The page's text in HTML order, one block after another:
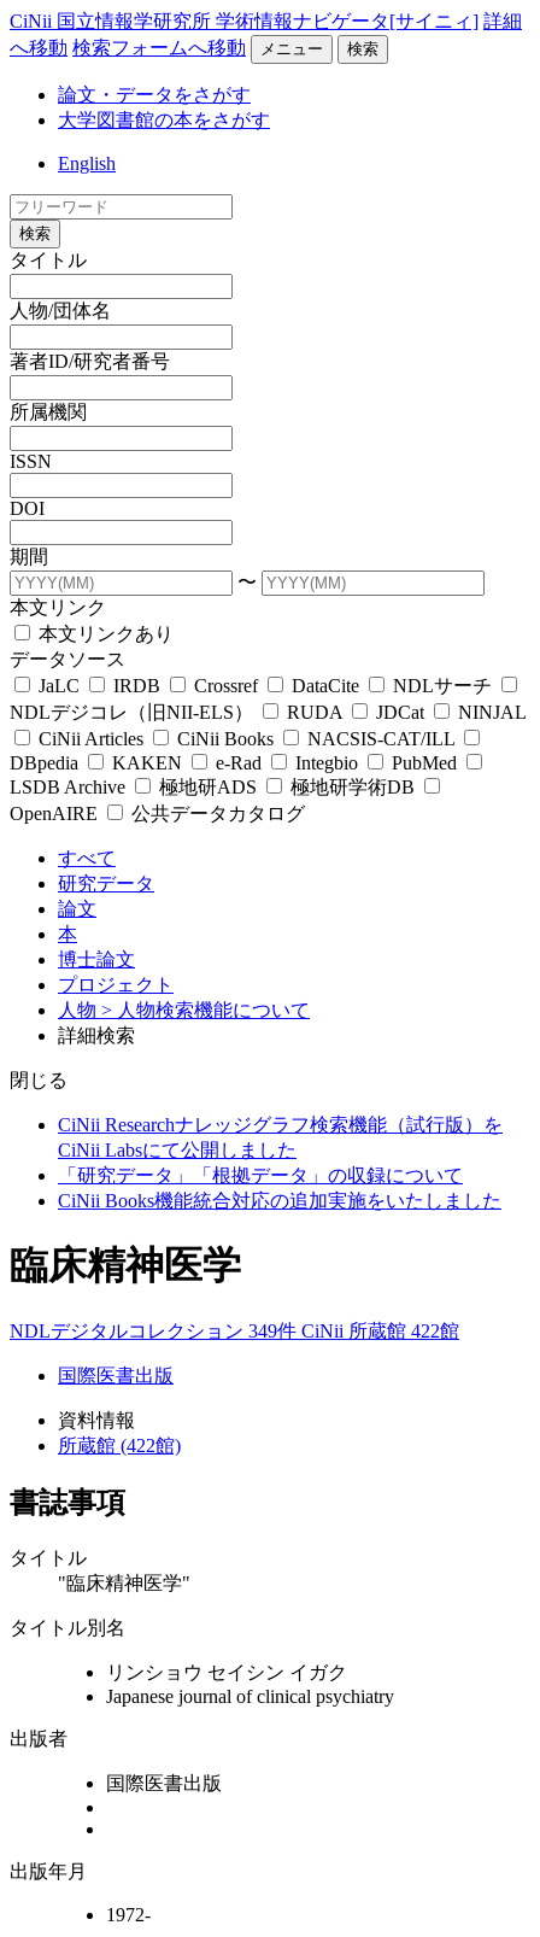
CiNii 国立情報学研究所 学術情報ナビゲータ[サイニィ] 詳細
へ移動 検索フォームへ移動 メニュー 検索
論文・データをさがす
大学図書館の本をさがす
English
検索
タイトル
人物/団体名
著者ID/研究者番号
所属機関
ISSN
DOI
期間
〜
本文リンク
本文リンクあり
データソース
JaLC
IRDB Crossref DataCite
NDLサーチ
NDLデジコレ（旧NII-ELS）
RUDA JDCat
NINJAL
CiNii Articles
CiNii Books
NACSIS-CAT/ILL
DBpedia
KAKEN e-Rad Integbio
PubMed
LSDB Archive
極地研ADS
極地研学術DB
OpenAIRE
公共データカタログ
すべて
研究データ
論文
本
博士論文
プロジェクト
人物 > 人物検索機能について
詳細検索
閉じる
CiNii Researchナレッジグラフ検索機能（試行版）を
CiNii Labsにて公開しました
「研究データ」「根拠データ」の収録について
CiNii Books機能統合対応の追加実施をいたしました
臨床精神医学
NDLデジタルコレクション 349件 CiNii 所蔵館 422館
国際医書出版
資料情報
所蔵館 (422館)
書誌事項
タイトル
"臨床精神医学"
タイトル別名
リンショウ セイシン イガク
Japanese journal of clinical psychiatry
出版者
国際医書出版
出版年月
1972-